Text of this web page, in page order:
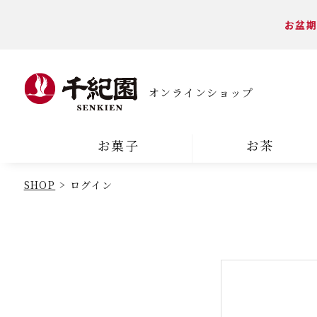
お盆
オンラインショップ
お菓子 お茶
SHOP ログイン